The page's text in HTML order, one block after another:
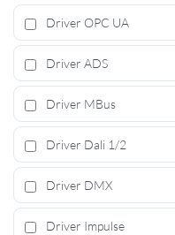
Driver OPC UA
Driver ADS
Driver MBus
Driver Dali 1/2
Driver DMX
Driver Impulse